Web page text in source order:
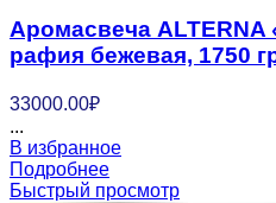
Аромасвеча ALTERNA
рафия бежевая, 1750
33000.00₽
...
В избранное
Подробнее
Быстрый просмотр